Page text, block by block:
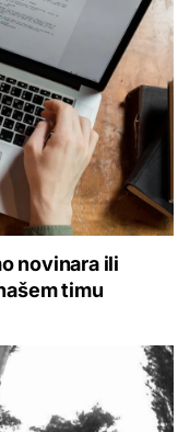
novinara ili
timu